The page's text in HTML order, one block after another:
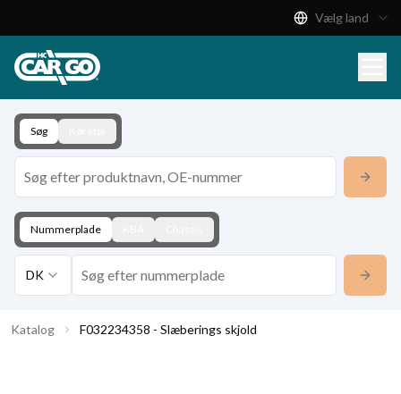
Download
Kontakt
Vælg land
Søg
Nummerplade
DK
Katalog F032234358 - Slæberings skjold